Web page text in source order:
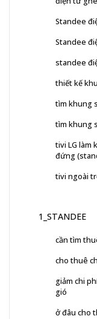
Standee
Standee
standee
thiết kế
tìm khung
tìm khung
tivi LG làm
đứng
tivi ngoài
1_STANDEE
cần tìm
cho thuê
giảm chi
gió
ở đâu cho